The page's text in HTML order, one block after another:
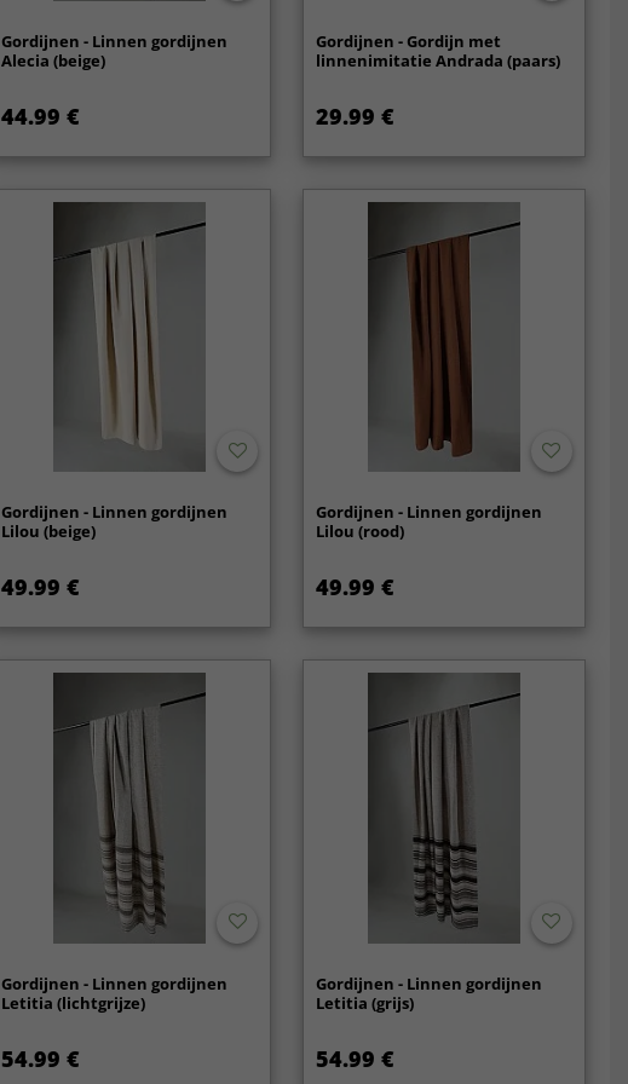
Gordijnen - Linnen gordijnen
Alecia (beige)
44.99 €
Gordijnen - Gordijn met
linnenimitatie Andrada (paars)
29.99 €
Gordijnen - Linnen gordijnen
Lilou (beige)
49.99 €
Gordijnen - Linnen gordijnen
Lilou (rood)
49.99 €
Gordijnen - Linnen gordijnen
Letitia (lichtgrijze)
54.99 €
Gordijnen - Linnen gordijnen
Letitia (grijs)
54.99 €